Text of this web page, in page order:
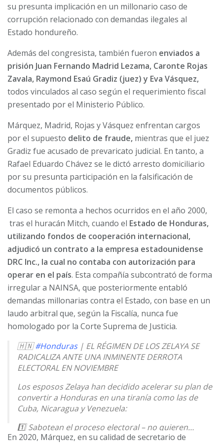
su presunta implicación en un millonario caso de
corrupción relacionado con demandas ilegales al
Estado hondureño.
Además del congresista, también fueron enviados a
prisión Juan Fernando Madrid Lezama, Caronte Rojas
Zavala, Raymond Esaú Gradiz (juez) y Eva Vásquez,
todos vinculados al caso según el requerimiento fiscal
presentado por el Ministerio Público.
Márquez, Madrid, Rojas y Vásquez enfrentan cargos
por el supuesto delito de fraude, mientras que el juez
Gradiz fue acusado de prevaricato judicial. En tanto, a
Rafael Eduardo Chávez se le dictó arresto domiciliario
por su presunta participación en la falsificación de
documentos públicos.
El caso se remonta a hechos ocurridos en el año 2000,
tras el huracán Mitch, cuando el Estado de Honduras,
utilizando fondos de cooperación internacional,
adjudicó un contrato a la empresa estadounidense
DRC Inc., la cual no contaba con autorización para
operar en el país. Esta compañía subcontrató de forma
irregular a NAINSA, que posteriormente entabló
demandas millonarias contra el Estado, con base en un
laudo arbitral que, según la Fiscalía, nunca fue
homologado por la Corte Suprema de Justicia.
🇭🇳#Honduras| EL RÉGIMEN DE LOS ZELAYA SE
RADICALIZA ANTE UNA INMINENTE DERROTA
ELECTORAL EN NOVIEMBRE
Los esposos Zelaya han decidido acelerar su plan de
convertir a Honduras en una tiranía como las de
Cuba, Nicaragua y Venezuela:
1️⃣ Sabotean el proceso electoral – no quieren…
pic.twitter.com/qlWbqGrV5O
En 2020, Márquez, en su calidad de secretario de